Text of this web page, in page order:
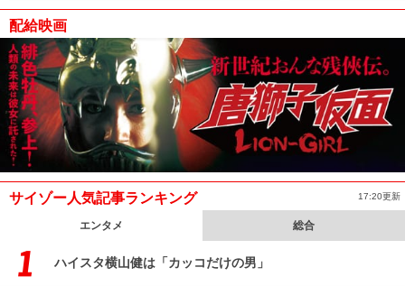
配給映画
サイゾー人気記事ランキング 17:20更新
エンタメ 総合
ハイスタ横山健は「カッコだけの男」